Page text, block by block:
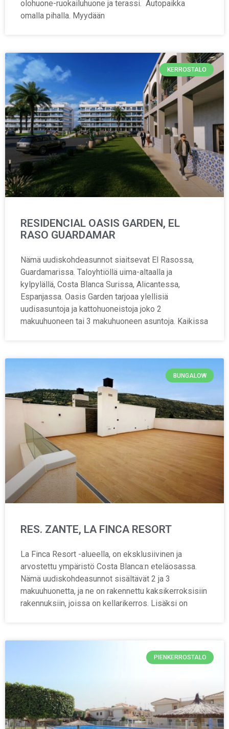
olohuone-ruokailuhuone ja terassi. Autopaikka
omalla pihalla. Myydään
KERROSTALO
RESIDENCIAL OASIS GARDEN, EL
RASO GUARDAMAR
Nämä uudiskohdeasunnot siaitsevat El Rasossa,
Guardamarissa. Taloyhtiöllä uima-altaalla ja
kylpylällä, Costa Blanca Surissa, Alicantessa,
Espanjassa. Oasis Garden tarjoaa ylellisiä
uudisasuntoja ja kattohuoneistoja joko 2
makuuhuoneen tai 3 makuhuoneen asuntoja. Kaikissa
BUNGALOW
RES. ZANTE, LA FINCA RESORT
La Finca Resort -alueella, on eksklusiivinen ja
arvostettu ympäristö Costa Blanca:n eteläosassa.
Nämä uudiskohdeasunnot sisältävät 2 ja 3
makuuhuonetta, ja ne on rakennettu kaksikerroksisiin
rakennuksiin, joissa on kellarikerros. Lisäksi on
PIENKERROSTALO